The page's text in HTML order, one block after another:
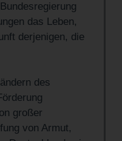
das Leben,
derjenigen, die
des
großer
von Armut,